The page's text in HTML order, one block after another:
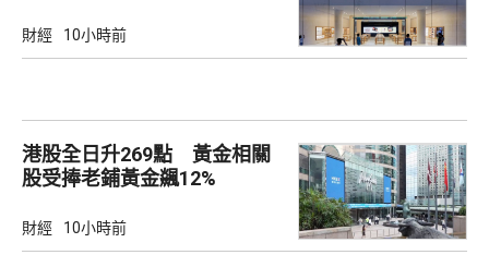
財經 10小時前
港股全日升269點 黃金相關
股受捧老鋪黃金飊12%
財經 10小時前